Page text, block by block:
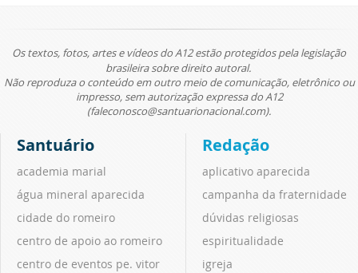
Os textos, fotos, artes e vídeos do A12 estão protegidos pela legislação
brasileira sobre direito autoral.
Não reproduza o conteúdo em outro meio de comunicação, eletrônico ou
impresso, sem autorização expressa do A12
(faleconosco@santuarionacional.com).
Santuário
academia marial
água mineral aparecida
cidade do romeiro
centro de apoio ao romeiro
centro de eventos pe. vitor
Redação
aplicativo aparecida
campanha da fraternidade
dúvidas religiosas
espiritualidade
igreja